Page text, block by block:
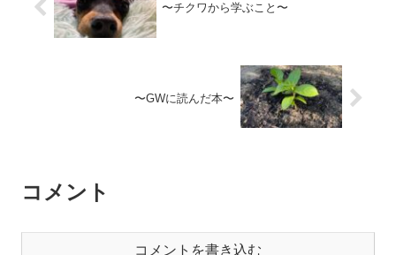
〜チクワから学ぶこと〜
〜GWに読んだ本〜
コメント
コメントを書き込む